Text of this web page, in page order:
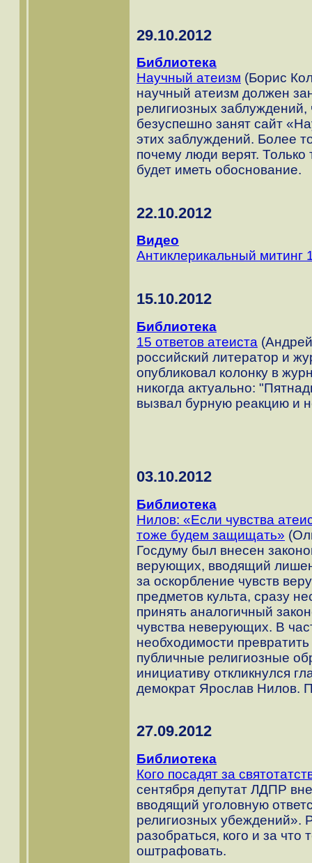
29.10.2012
Библиотека
Научный атеизм (Борис
научный атеизм должен
религиозных
безуспешно занят сайт
этих заблуждений. Более
почему люди верят. Только
будет иметь обоснование.
22.10.2012
Видео
Антиклерикальный митинг
15.10.2012
Библиотека
15 ответов атеиста
российский литератор и
опубликовал колонку в
никогда актуально:
вызвал бурную реакцию и
03.10.2012
Библиотека
Нилов: «Если чувства
тоже будем защищать»
Госдуму был внесен
верующих, вводящий
за оскорбление чувств
предметов культа, сразу
принять аналогичный
чувства неверующих. В
необходимости
публичные религиозные
инициативу откликнулся
демократ Ярослав Нилов.
27.09.2012
Библиотека
Кого посадят за
сентября депутат ЛДПР
вводящий уголовную
религиозных убеждений».
разобраться, кого и за
оштрафовать.